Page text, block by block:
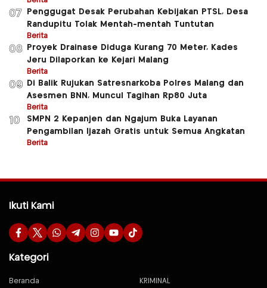
07
Penggugat Desak Perubahan Kebijakan PTSL, Desa
Randupitu Tolak Mentah-mentah Tuntutan
Berita
08
Proyek Drainase Diduga Kurang 70 Meter, Kades
Jeru Dilaporkan ke Kejari Malang
Berita
09
Di Balik Rujukan Satresnarkoba Polres Malang dan
Asesmen BNN, Muncul Tagihan Rp80 Juta
Berita
10
SMPN 2 Kepanjen dan Ngajum Buka Layanan
Pengambilan Ijazah Gratis untuk Semua Angkatan
Berita
Ikuti Kami
Kategori
Beranda
KRIMINAL